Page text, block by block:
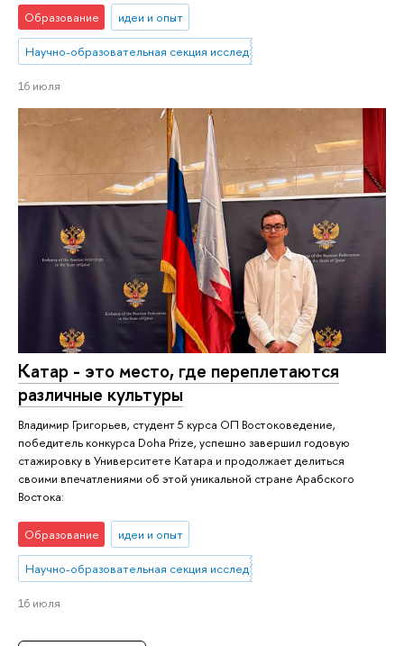
Образование идеи и опыт
Научно-образовательная секция исследований Ближнего Востока
16 июля
Катар - это место, где переплетаются
различные культуры
Владимир Григорьев, студент 5 курса ОП Востоковедение,
победитель конкурса Doha Prize, успешно завершил годовую
стажировку в Университете Катара и продолжает делиться
своими впечатлениями об этой уникальной стране Арабского
Востока:
Образование идеи и опыт
Научно-образовательная секция исследований Ближнего Востока
16 июля